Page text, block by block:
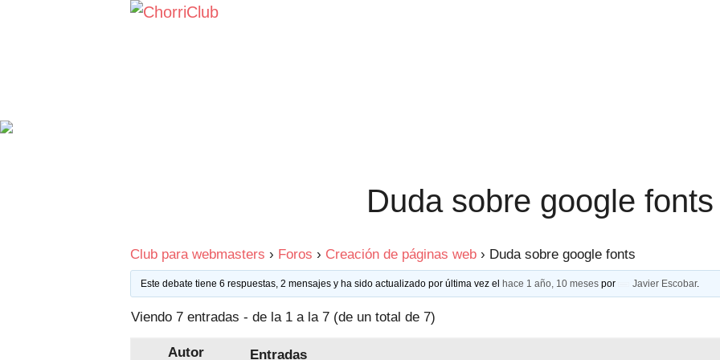
Duda sobre google fonts
Club para webmasters › Foros › Creación de páginas web › Duda sobre google fonts
Este debate tiene 6 respuestas, 2 mensajes y ha sido actualizado por última vez el hace 1 año, 10 meses por Javier Escobar.
Viendo 7 entradas - de la 1 a la 7 (de un total de 7)
Autor
Entradas